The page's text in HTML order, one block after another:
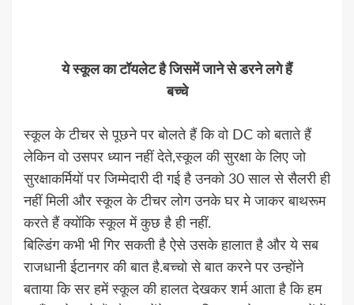
ये स्कूल का टॉयलेट है जिसमें जाने से डरने लगे हैं
बच्चे
स्कूल के टीचर से पूछने पर बोलते हैं कि वो DC को बताते हैं
लेकिन वो उसपर ध्यान नहीं देते,स्कूल की सुरक्षा के लिए जो
सुरक्षाकर्मियों पर जिम्मेदारी दी गई है उनको 30 साल से सैलरी ही
नहीं मिली और स्कूल के टीचर लोग उनके घर मे जाकर बाथरूम
करते हैं क्योंकि स्कूल में कुछ है ही नहीं.
बिल्डिंग कभी भी गिर सकती है ऐसे उसके हालात है और ये सब
राजधानी ईटानगर की बात है.बच्चो से बात करने पर उन्होंने
बताया कि सर हमें स्कूल की हालत देखकर शर्म आता है कि हम